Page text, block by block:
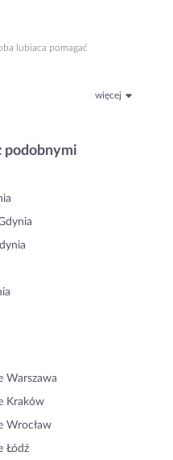
lubiaca pomagać
więcej
podobnymi
Warszawa
Kraków
Wrocław
Łódź